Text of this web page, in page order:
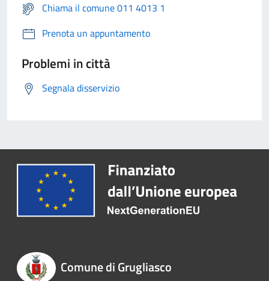
Chiama il comune 011 4013 1
Prenota un appuntamento
Problemi in città
Segnala disservizio
Comune di Grugliasco